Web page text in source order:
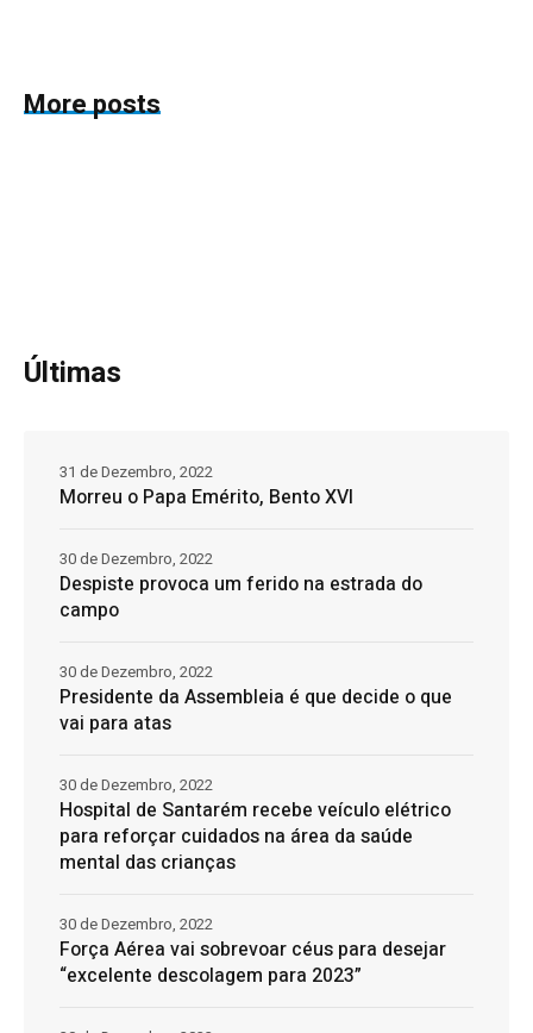
More posts
Últimas
Morreu o Papa Emérito, Bento XVI
31 de Dezembro, 2022
Despiste provoca um ferido na estrada do
campo
30 de Dezembro, 2022
Presidente da Assembleia é que decide o que
vai para atas
30 de Dezembro, 2022
Hospital de Santarém recebe veículo elétrico
para reforçar cuidados na área da saúde
mental das crianças
30 de Dezembro, 2022
Força Aérea vai sobrevoar céus para desejar
“excelente descolagem para 2023”
30 de Dezembro, 2022